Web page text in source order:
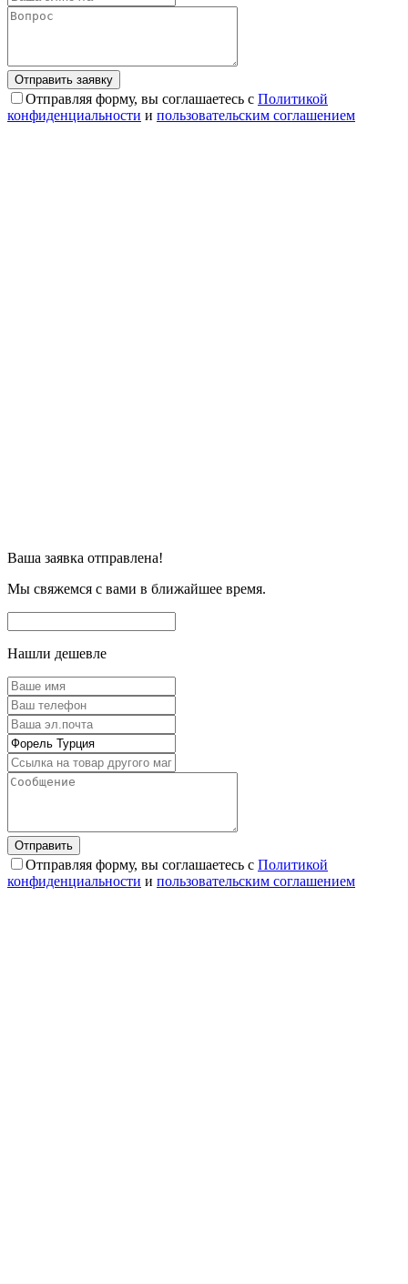
Отправляя форму, вы соглашаетесь с Политикой
конфиденциальности и пользовательским соглашением
Ваша заявка отправлена!
Мы свяжемся с вами в ближайшее время.
Нашли дешевле
Отправляя форму, вы соглашаетесь с Политикой
конфиденциальности и пользовательским соглашением